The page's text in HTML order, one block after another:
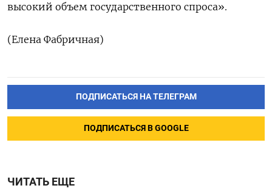
высокий объем государственного спроса».
(Елена Фабричная)
ПОДПИСАТЬСЯ НА ТЕЛЕГРАМ
ПОДПИСАТЬСЯ В GOOGLE
ЧИТАТЬ ЕЩЕ